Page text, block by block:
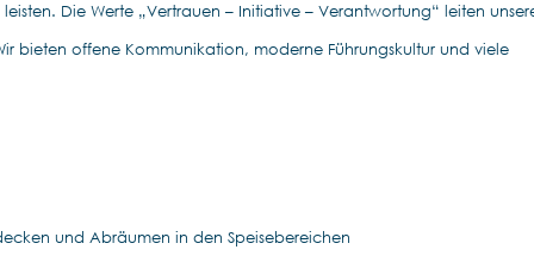
Die Werte „Vertrauen – Initiative – Verantwortung“ leiten
bieten offene Kommunikation, moderne Führungskultur und viele
und Abräumen in den Speisebereichen